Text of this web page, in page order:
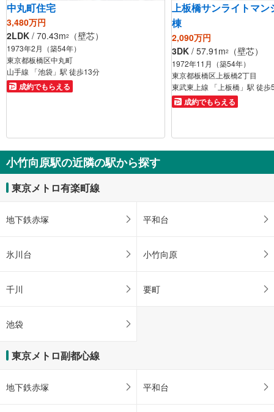
中丸町住宅
3,480万円
2LDK / 70.43m2 （壁芯）
1973年2月（築54年）
東京都板橋区中丸町
山手線 「池袋」駅 徒歩13分
成約でもらえる
上板橋サンライトマ
棟
2,090万円
3DK / 57.91m2 （壁芯）
1972年11月（築54年）
東京都板橋区上板橋2丁目
東武東上線 「上板橋」駅 徒歩
成約でもらえる
小竹向原駅の近隣の駅から探す
東京メトロ有楽町線
地下鉄赤塚 平和台
氷川台 小竹向原
千川 要町
池袋
東京メトロ副都心線
地下鉄赤塚 平和台